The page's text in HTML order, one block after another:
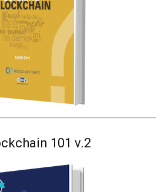
101 v.2